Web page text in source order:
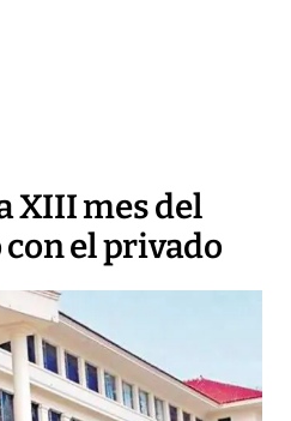
XIII mes del
el privado